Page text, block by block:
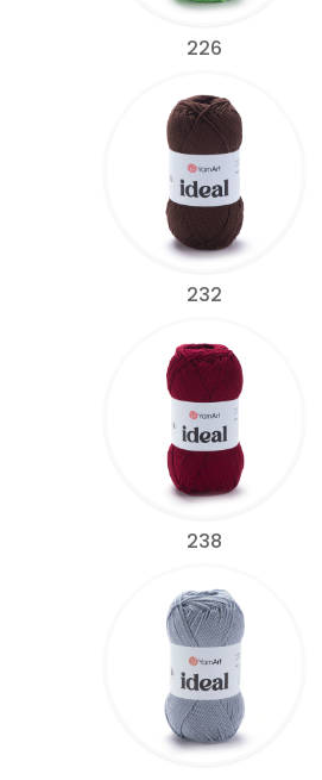
226
232
238